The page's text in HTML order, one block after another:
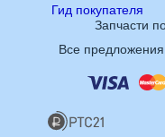
Гид покупателя
Запчасти
Все